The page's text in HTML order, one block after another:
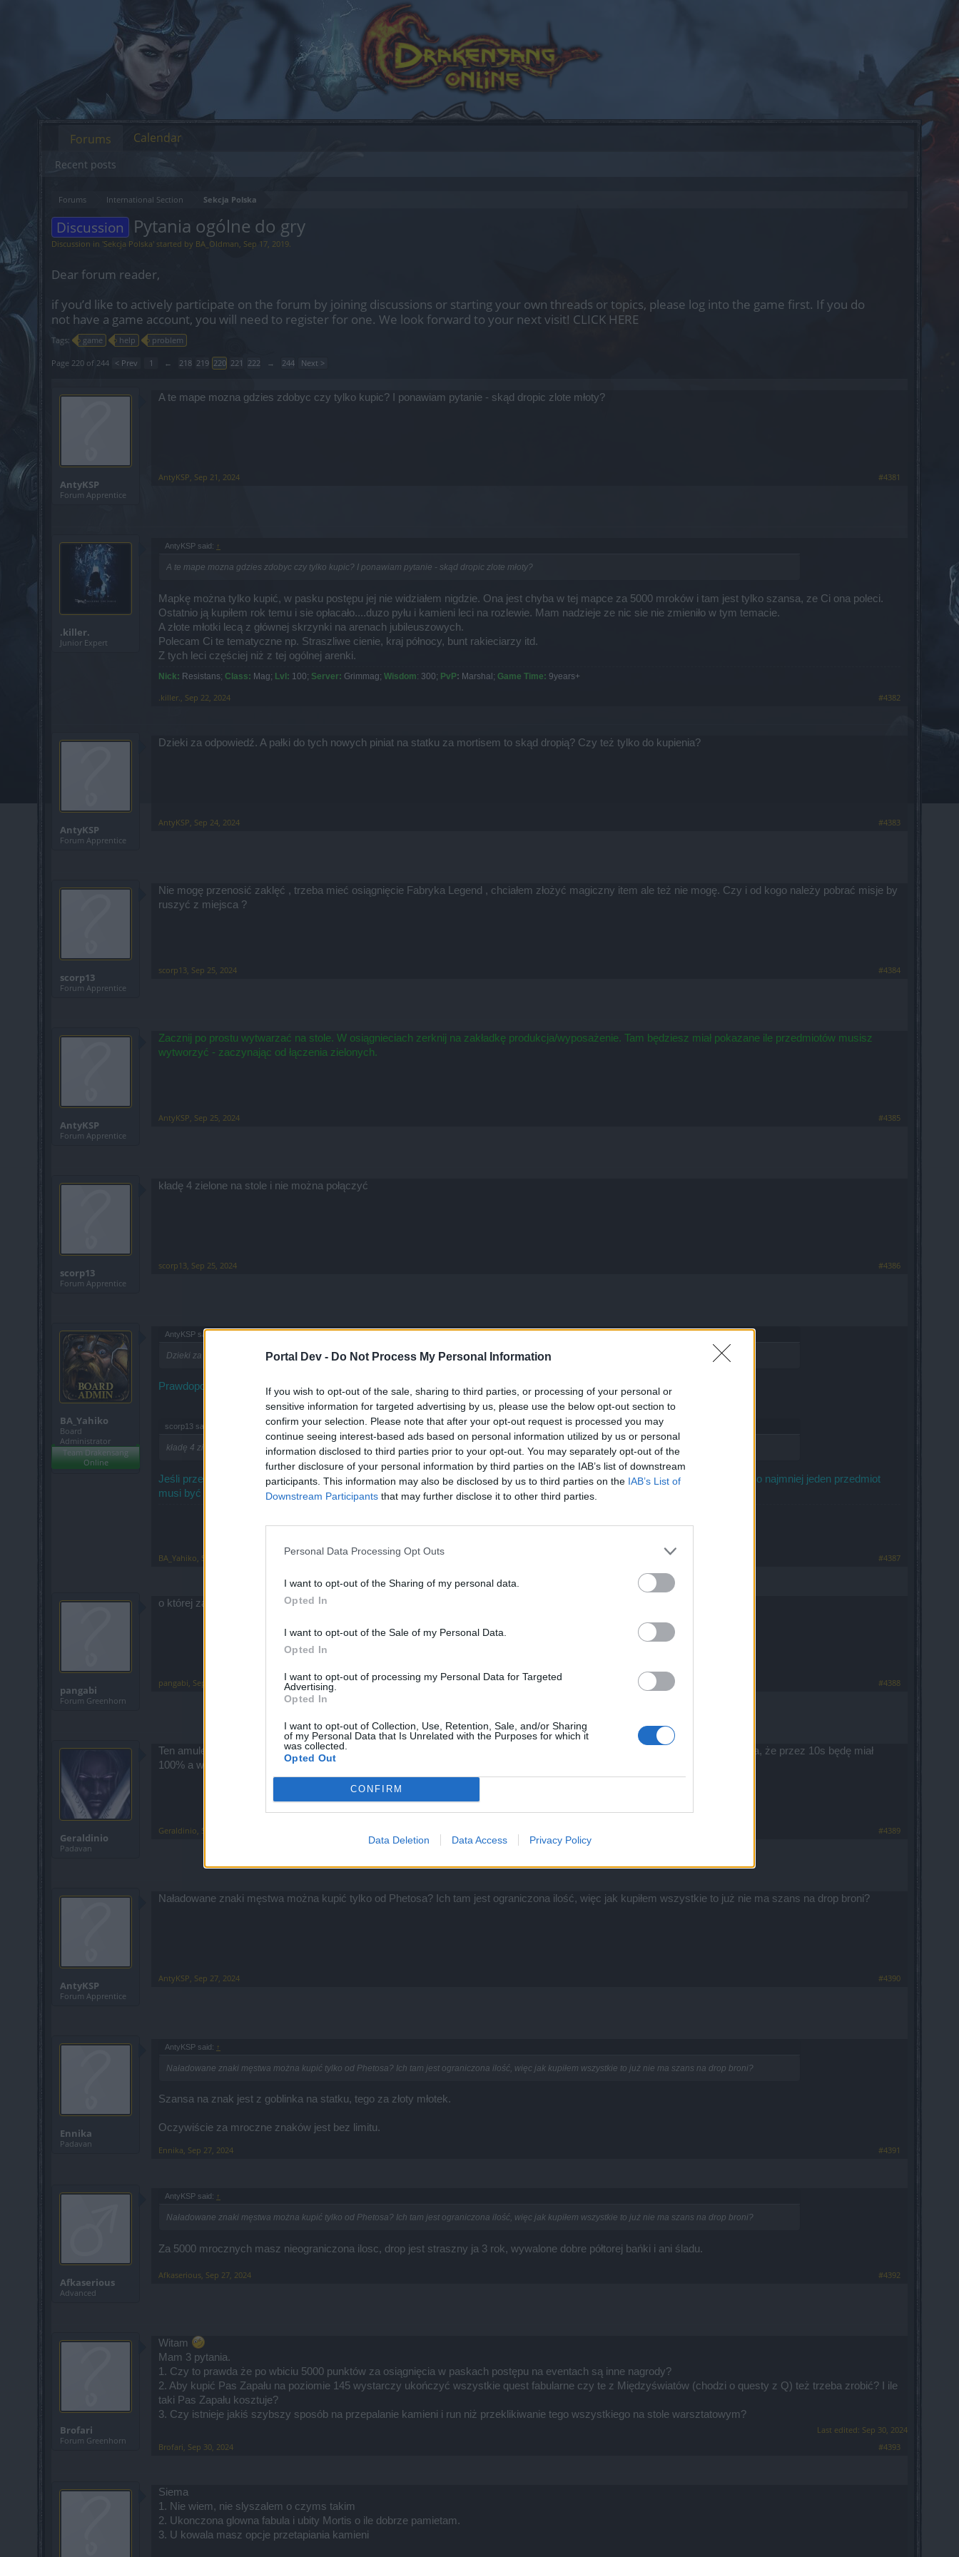
Portal Dev - Do Not Process My Personal Information
If you wish to opt-out of the sale, sharing to third parties, or processing of your personal or
sensitive information for targeted advertising by us, please use the below opt-out section to
confirm your selection. Please note that after your opt-out request is processed you may
continue seeing interest-based ads based on personal information utilized by us or personal
information disclosed to third parties prior to your opt-out. You may separately opt-out of the
further disclosure of your personal information by third parties on the IAB’s list of downstream
participants. This information may also be disclosed by us to third parties on the IAB’s List of
Downstream Participants that may further disclose it to other third parties.
Personal Data Processing Opt Outs
I want to opt-out of the Sharing of my personal data.
Opted In
I want to opt-out of the Sale of my Personal Data.
Opted In
I want to opt-out of processing my Personal Data for Targeted
Advertising.
Opted In
I want to opt-out of Collection, Use, Retention, Sale, and/or Sharing
of my Personal Data that Is Unrelated with the Purposes for which it
was collected.
Opted Out
CONFIRM
Data Deletion Data Access Privacy Policy
Forums International Section Sekcja Polska
Discussion Pytania ogólne do gry
Discussion in 'Sekcja Polska' started by BA_Oldman, Sep 17, 2019.
Dear forum reader,
if you’d like to actively participate on the forum by joining discussions or starting your own threads or topics, please log into the game first. If you do
not have a game account, you will need to register for one. We look forward to your next visit! CLICK HERE
Tags: game help problem
Page 220 of 244 < Prev 1 ← 218 219 220 221 222 → 244 Next >
AntyKSP
Forum Apprentice
A te mape mozna gdzies zdobyc czy tylko kupic? I ponawiam pytanie - skąd dropic zlote młoty?
AntyKSP, Sep 21, 2024 #4381
.killer.
Junior Expert
AntyKSP said: ↑
A te mape mozna gdzies zdobyc czy tylko kupic? I ponawiam pytanie - skąd dropic zlote młoty?
Mapkę można tylko kupić, w pasku postępu jej nie widziałem nigdzie. Ona jest chyba w tej mapce za 5000 mroków i tam jest tylko szansa, ze Ci ona poleci.
Ostatnio ją kupiłem rok temu i sie opłacało....duzo pyłu i kamieni leci na rozlewie. Mam nadzieje ze nic sie nie zmieniło w tym temacie.
A złote młotki lecą z głównej skrzynki na arenach jubileuszowych.
Polecam Ci te tematyczne np. Straszliwe cienie, kraj północy, bunt rakieciarzy itd.
Z tych leci częściej niż z tej ogólnej arenki.
Nick: Resistans; Class: Mag; Lvl: 100; Server: Grimmag; Wisdom: 300; PvP: Marshal; Game Time: 9years+
.killer. Sep 22, 2024 #4382
AntyKSP
Forum Apprentice
Dzieki za odpowiedź. A pałki do tych nowych piniat na statku za mortisem to skąd dropią? Czy też tylko do kupienia?
AntyKSP Sep 24, 2024 #4383
scorp13
Forum Apprentice
Nie mogę przenosić zaklęć , trzeba mieć osiągnięcie Fabryka Legend , chciałem złożyć magiczny item ale też nie mogę. Czy i od kogo należy pobrać misje by
ruszyć z miejsca ?
scorp13 Sep 25, 2024 #4384
AntyKSP
Forum Apprentice
Zacznij po prostu wytwarzać na stole. W osiągnieciach zerknij na zakładkę produkcja/wyposażenie. Tam będziesz miał pokazane ile przedmiotów musisz
wytworzyć - zaczynając od łączenia zielonych.
AntyKSP Sep 25, 2024 #4385
scorp13
Forum Apprentice
kładę 4 zielone na stole i nie można połączyć
scorp13 Sep 25, 2024 #4386
BA_Yahiko
Board
Administrator
Team Drakensang
Online
AntyKSP said:
Dzieki za odpowiedź. A pałki do tych nowych piniat na statku za mortisem to skąd dropią? Czy też tylko do kupienia?
Prawdopodobnie dropią ze skrzynek z nowej areny.
scorp13 said:
kładę 4 zielone na stole i nie można połączyć
Jeśli przepis jest odblokowany, to miej świadomość, że nie możesz łączyć 4 tych samych przedmiotów o tej samej rzadkości. Co najmniej jeden przedmiot
musi być inny od reszty.
Nikt z ekipy NIGDY nie poprosi Cię o hasło do Twojego konta!
BA_Yahiko Sep 26, 2024 #4387
pangabi
Forum Greenhorn
o której załaczą serwer ?
pangabi Sep 27, 2024 #4388
Geraldinio
Padavan
Ten amulet "Duchowy skarb" chyba nie działa. Nie odnowiło mi się HP gdy osiągnęlo poniżej 30%, poza tym z opisu jasno wynika, że przez 10s będę miał
100% a więc nieśmiertelny. Nic takiego nie miało miejsca.
Geraldinio Sep 27, 2024 #4389
AntyKSP
Forum Apprentice
Naładowane znaki męstwa można kupić tylko od Phetosa? Ich tam jest ograniczona ilość, więc jak kupiłem wszystkie to już nie ma szans na drop broni?
AntyKSP Sep 27, 2024 #4390
Ennika
Padavan
AntyKSP said: ↑
Naładowane znaki męstwa można kupić tylko od Phetosa? Ich tam jest ograniczona ilość, więc jak kupiłem wszystkie to już nie ma szans na drop broni?
Szansa na znak jest z goblinka na statku, tego za złoty młotek.
Oczywiście za mroczne znaków jest bez limitu.
Ennika, Sep 27, 2024 #4391
Afkaserious
Advanced
AntyKSP said: ↑
Naładowane znaki męstwa można kupić tylko od Phetosa? Ich tam jest ograniczona ilość, więc jak kupiłem wszystkie to już nie ma szans na drop broni?
Za 5000 mrocznych masz nieograniczona ilosc, drop jest straszny ja 3 rok, wywalone dobre półtorej bańki i ani śladu.
Afkaserious, Sep 27, 2024 #4392
Brofari
Forum Greenhorn
Witam
Mam 3 pytania.
1. Czy to prawda że po wbiciu 5000 punktów za osiągnięcia w paskach postępu na eventach są inne nagrody?
2. Aby kupić Pas Zapału na poziomie 145 wystarczy ukończyć wszystkie quest fabularne czy te z Międzyświatów (chodzi o questy z Q) też trzeba zrobić? I ile
taki Pas Zapału kosztuje?
3. Czy istnieje jakiś szybszy sposób na przepalanie kamieni i run niż przeklikiwanie tego wszystkiego na stole warsztatowym?
Last edited: Sep 30, 2024
Brofari, Sep 30, 2024 #4393
Siema
1. Nie wiem, nie slyszalem o czyms takim
2. Ukonczona glowna fabula i ubity Mortis o ile dobrze pamietam.
3. U kowala masz opcje przetapiania kamieni
Forums
Recent posts
Calendar